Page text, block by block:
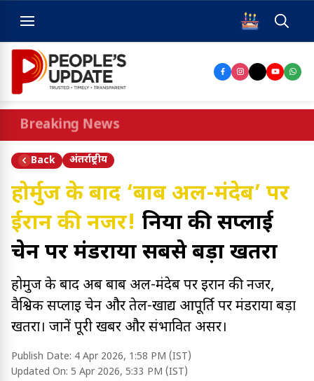
Breaking News
Back अंतर्राष्ट्रीय
होर्मुज के बाद ‘बाब अल-मंदेब’ पर
ईरान की नजर! दुनिया की सप्लाई
चेन पर मंडराया सबसे बड़ा खतरा
होर्मुज के बाद अब बाब अल-मंदेब पर ईरान की नजर,
वैश्विक सप्लाई चेन और तेल-खाद्य आपूर्ति पर मंडराया बड़ा
खतरा। जानें पूरी खबर और संभावित असर।
Publish Date: 4 Apr 2026, 1:58 PM (IST)
Updated On: 5 Apr 2026, 5:33 PM (IST)